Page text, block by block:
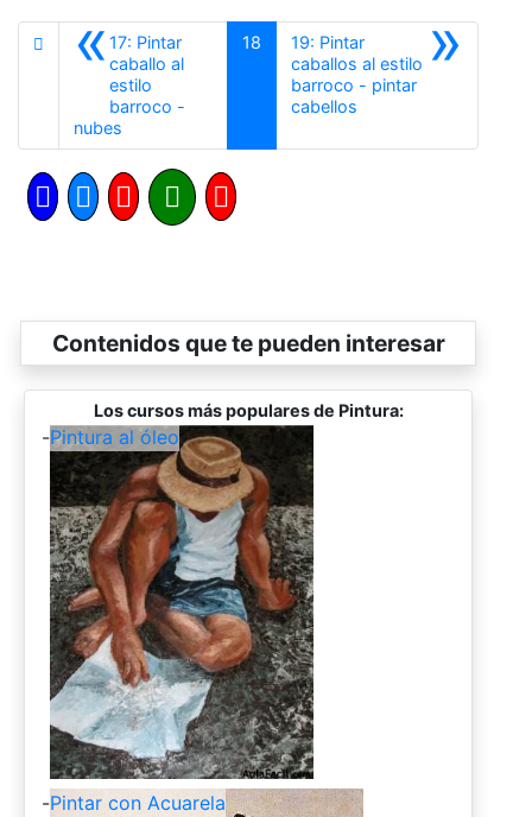
«17: Pintar
caballo al
estilo
barroco -
nubes
18 »
19: Pintar
caballos al estilo
barroco - pintar
cabellos
Contenidos que te pueden interesar
Los cursos más populares de Pintura:
-Pintura al óleo
-Pintar con Acuarela